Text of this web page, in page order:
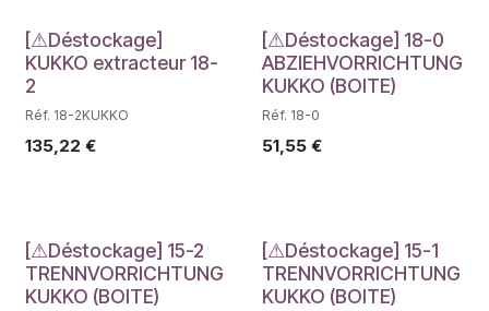
Déstockage
[⚠Déstockage]
KUKKO extracteur 18-
2
Réf. 18-2KUKKO
135,22 €
Déstockage
[⚠Déstockage] 18-0
ABZIEHVORRICHTUNG
KUKKO (BOITE)
Réf. 18-0
51,55€
Déstockage
[⚠Déstockage] 15-2
TRENNVORRICHTUNG
KUKKO (BOITE)
Déstockage
[⚠Déstockage] 15-1
TRENNVORRICHTUNG
KUKKO (BOITE)